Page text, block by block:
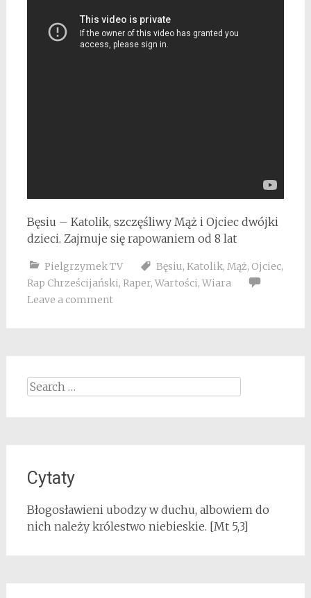
Bęsiu – Katolik, szczęśliwy Mąż i Ojciec dwójki
dzieci. Zajmuje się rapowaniem od 8 lat
Pielgrzymek TV Bęsiu, Katolik, Mąż, Ojciec,
Rap Chrześcijański, Raper, Wartości, Wiara
Leave a comment
Search for:
Cytaty
Błogosławieni ubodzy w duchu, albowiem do
nich należy królestwo niebieskie. [Mt 5,3]